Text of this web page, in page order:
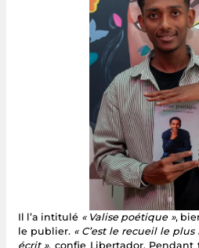
Il l’a intitulé « Valise poétique »,
le publier. « C’est le recueil le
écrit », confie Libertador. Pendant